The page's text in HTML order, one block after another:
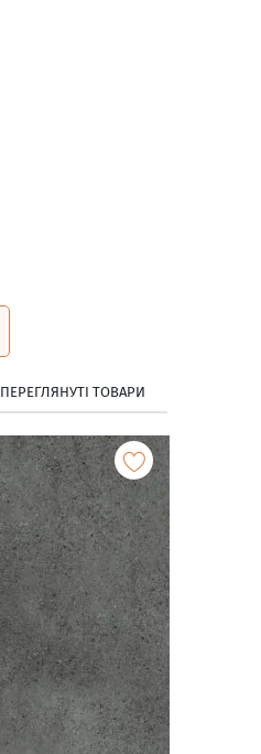
ПЕРЕГЛЯНУТІ ТОВАРИ